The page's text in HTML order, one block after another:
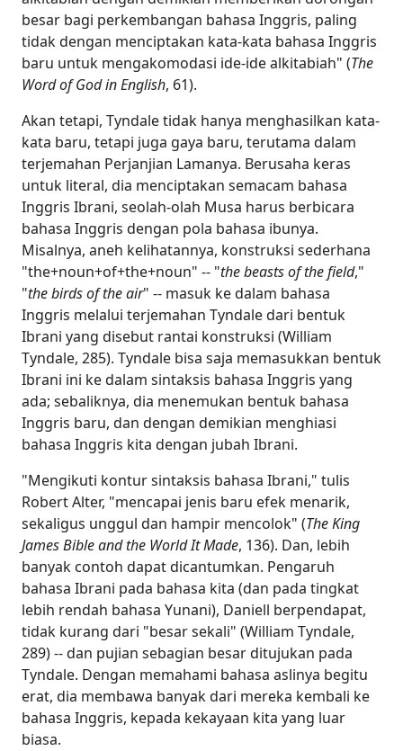
besar bagi perkembangan bahasa Inggris, paling
tidak dengan menciptakan kata-kata bahasa Inggris
baru untuk mengakomodasi ide-ide alkitabiah" (The
Word of God in English, 61).
Akan tetapi, Tyndale tidak hanya menghasilkan kata-
kata baru, tetapi juga gaya baru, terutama dalam
terjemahan Perjanjian Lamanya. Berusaha keras
untuk literal, dia menciptakan semacam bahasa
Inggris Ibrani, seolah-olah Musa harus berbicara
bahasa Inggris dengan pola bahasa ibunya.
Misalnya, aneh kelihatannya, konstruksi sederhana
"the+noun+of+the+noun" -- "the beasts of the field,"
"the birds of the air" -- masuk ke dalam bahasa
Inggris melalui terjemahan Tyndale dari bentuk
Ibrani yang disebut rantai konstruksi (William
Tyndale, 285). Tyndale bisa saja memasukkan bentuk
Ibrani ini ke dalam sintaksis bahasa Inggris yang
ada; sebaliknya, dia menemukan bentuk bahasa
Inggris baru, dan dengan demikian menghiasi
bahasa Inggris kita dengan jubah Ibrani.
"Mengikuti kontur sintaksis bahasa Ibrani," tulis
Robert Alter, "mencapai jenis baru efek menarik,
sekaligus unggul dan hampir mencolok" (The King
James Bible and the World It Made, 136). Dan, lebih
banyak contoh dapat dicantumkan. Pengaruh
bahasa Ibrani pada bahasa kita (dan pada tingkat
lebih rendah bahasa Yunani), Daniell berpendapat,
tidak kurang dari "besar sekali" (William Tyndale,
289) -- dan pujian sebagian besar ditujukan pada
Tyndale. Dengan memahami bahasa aslinya begitu
erat, dia membawa banyak dari mereka kembali ke
bahasa Inggris, kepada kekayaan kita yang luar
biasa.